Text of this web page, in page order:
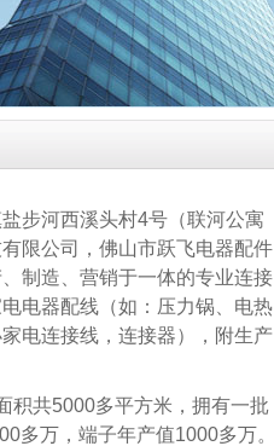
步河西溪头村4号（联河公寓
限公司，佛山市跃飞电器配件
制造、营销于一体的专业连接
电器配线（如：压力锅、电热
电连接线，连接器），附生产
积共5000多平方米，拥有一批
多万，端子年产值1000多万。